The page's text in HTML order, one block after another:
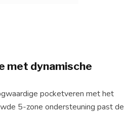
met dynamische
pocketveren met het
5-zone ondersteuning past de